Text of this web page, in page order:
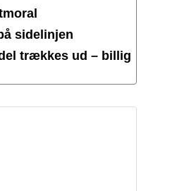
sidelinjen
trækkes ud – billig